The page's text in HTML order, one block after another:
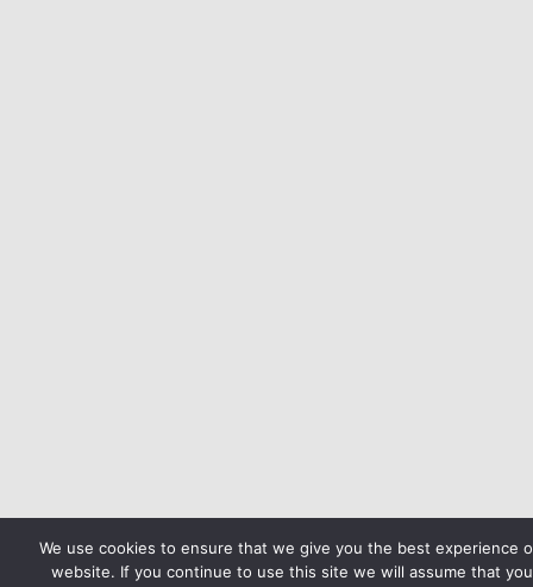
We use cookies to ensure that we give you the best experience
website. If you continue to use this site we will assume that